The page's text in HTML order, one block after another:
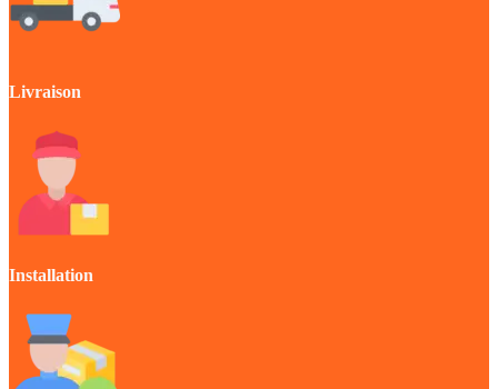
Livraison
Installation